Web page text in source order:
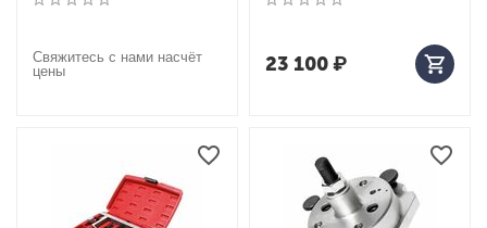
Свяжитесь с нами насчёт
цены
23 100₽